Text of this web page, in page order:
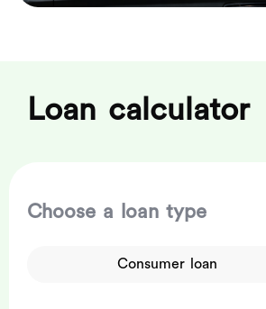
Loan calculator
Choose a loan type
Consumer loan